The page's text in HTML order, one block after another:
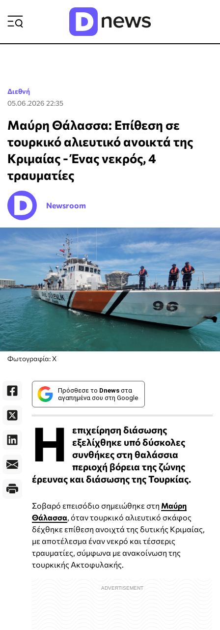
Διεθνή
05.06.2026 22:35
Μαύρη Θάλασσα: Επίθεση σε
τουρκικό αλιευτικό ανοικτά της
Κριμαίας - Ένας νεκρός, 4
τραυματίες
Newsroom
Φωτογραφία: X
Πρόσθεσε το Dnews στα
αγαπημένα σου στη Google
Η
επιχείρηση διάσωσης
εξελίχθηκε υπό δύσκολες
συνθήκες στη θαλάσσια
περιοχή βόρεια της ζώνης
έρευνας και διάσωσης της Τουρκίας.
Σοβαρό επεισόδιο σημειώθηκε στη Μαύρη
Θάλασσα, όταν τουρκικό αλιευτικό σκάφος
δέχθηκε επίθεση ανοιχτά της δυτικής Κριμαίας,
με αποτέλεσμα έναν νεκρό και τέσσερις
τραυματίες, σύμφωνα με ανακοίνωση της
τουρκικής Ακτοφυλακής.